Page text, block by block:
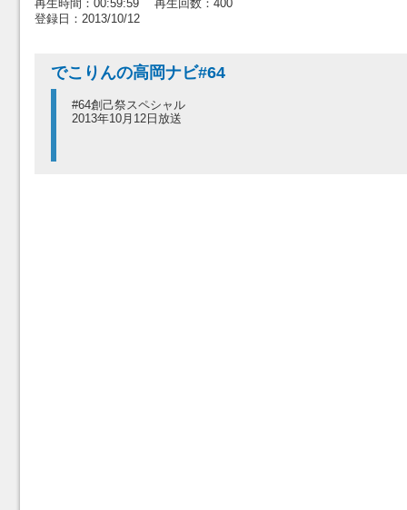
再生時間：00:59:59 再生回数：400
登録日：2013/10/12
でこりんの高岡ナビ#64
#64創己祭スペシャル
2013年10月12日放送